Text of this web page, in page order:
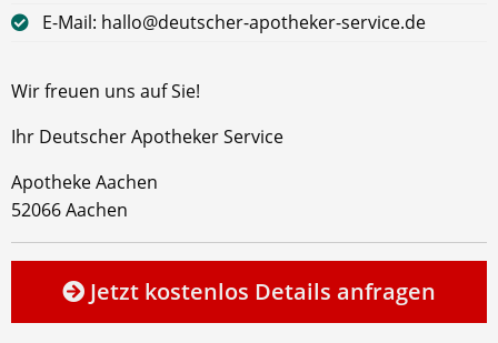
E-Mail: hallo@deutscher-apotheker-service.de
Wir freuen uns auf Sie!
Ihr Deutscher Apotheker Service
Apotheke Aachen
52066 Aachen
Jetzt kostenlos Details anfragen